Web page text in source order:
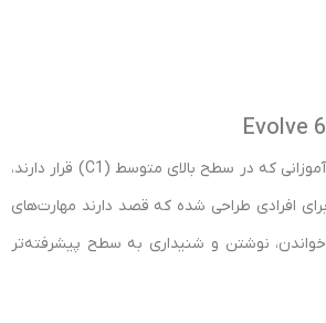
کتاب Evolve 6 برای زبان‌آموزانی که در سطح بالای متوسط (C1) قرار دارند،
افرادی طراحی شده که قصد دارند مهارت‌های
خواندن، نوشتن و شنیداری به سطح پیشرفته‌تر